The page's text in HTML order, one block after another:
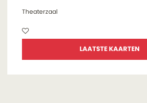
Theaterzaal
LAATSTE KAARTEN